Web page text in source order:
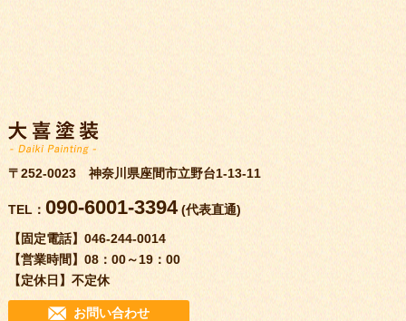
〒252-0023 神奈川県座間市立野台1-13-11
TEL： 090-6001-3394(代表直通)
【固定電話】 046-244-0014
【営業時間】 08：00～19：00
【定休日】 不定休
お問い合わせ